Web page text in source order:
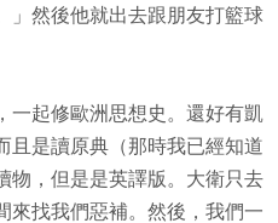
」然後他就出去跟朋友打籃球
一起修歐洲思想史。還好有凱
且是讀原典（那時我已經知道
物，但是是英譯版。大衛只去
來找我們惡補。然後，我們一